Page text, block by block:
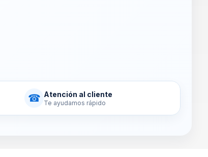
☎ Atención al cliente
Te ayudamos rápido